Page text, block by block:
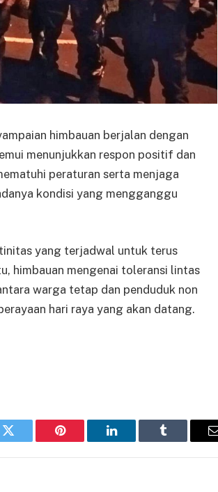
himbauan berjalan dengan
menunjukkan respon positif dan
peraturan serta menjaga
kondisi yang mengganggu
yang terjadwal untuk terus
himbauan mengenai toleransi lintas
warga tetap dan penduduk non
hari raya yang akan datang.
Twitter Pinterest LinkedIn Tumblr